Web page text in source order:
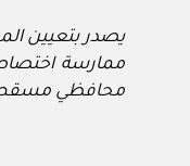
يصدر بتعيين
ممارسة
محافظي